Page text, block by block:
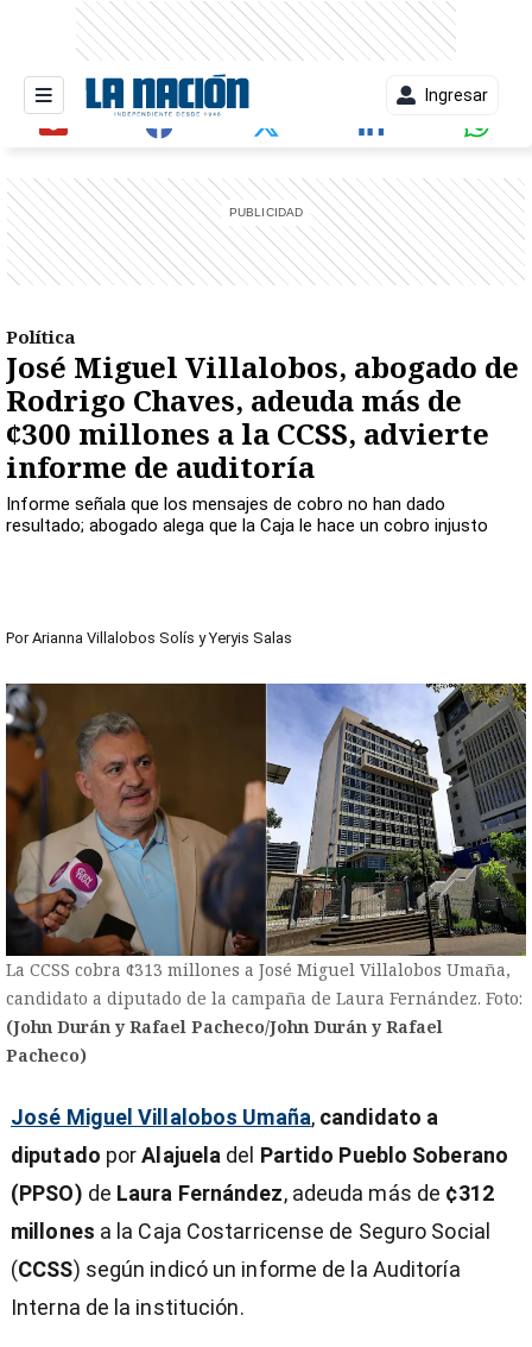
Ingresar
Política
José Miguel Villalobos, abogado de
Rodrigo Chaves, adeuda más de
¢300 millones a la CCSS, advierte
informe de auditoría
Informe señala que los mensajes de cobro no han dado
resultado; abogado alega que la Caja le hace un cobro injusto
Por Arianna Villalobos Solís y Yeryis Salas
La CCSS cobra ¢313 millones a José Miguel Villalobos Umaña,
candidato a diputado de la campaña de Laura Fernández. Foto:
(John Durán y Rafael Pacheco/John Durán y Rafael
Pacheco)
José Miguel Villalobos Umaña, candidato a
diputado porAlajuela del Partido Pueblo Soberano
(PPSO) de Laura Fernández, adeuda más de ¢312
millones a la Caja Costarricense de Seguro Social
(CCSS) según indicó un informe de la Auditoría
Interna de la institución.